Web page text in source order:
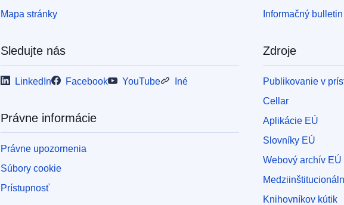
Mapa stránky
Sledujte nás
LinkedIn Facebook YouTube Iné
Právne informácie
Právne upozornenia
Súbory cookie
Prístupnosť
Informačný bulletin
Zdroje
Publikovanie v
Cellar
Aplikácie EÚ
Slovníky EÚ
Webový archív EÚ
Knihovníkov kútik